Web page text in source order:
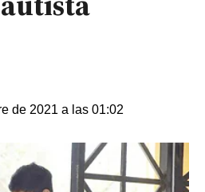
de 2021 a las 01:02